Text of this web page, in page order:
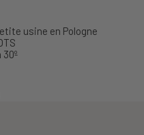
usine en Pologne